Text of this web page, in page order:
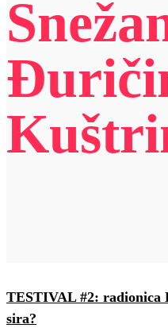
TESTIVAL #2: radionica
sira?